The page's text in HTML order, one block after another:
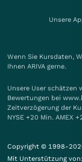
Unsere
Wenn Sie Kursdaten,
Ihnen ARIVA gerne.
Unsere User
Bewertungen bei
Zeitverzögerung der
NYSE +20 Min. AMEX
Copyright © 1998-
Mit Unterstützung von: